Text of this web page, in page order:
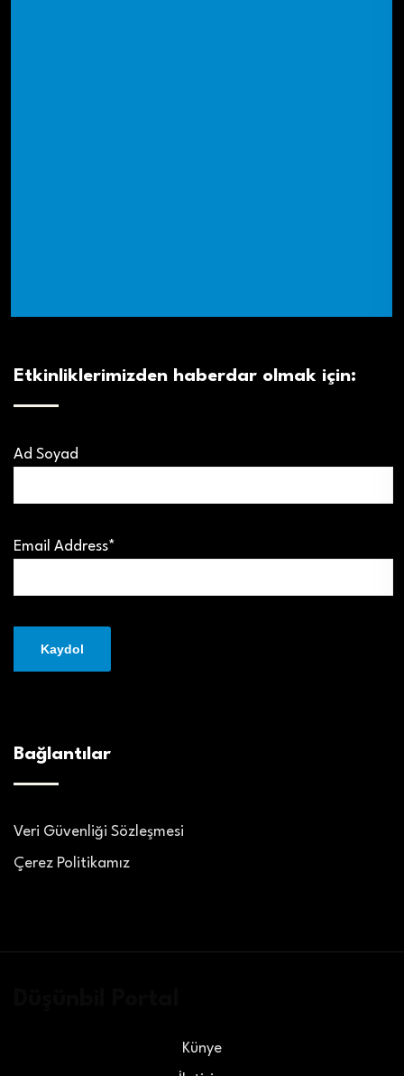
Etkinliklerimizden haberdar olmak için:
Ad Soyad
Email Address*
Bağlantılar
Veri Güvenliği Sözleşmesi
Çerez Politikamız
Künye